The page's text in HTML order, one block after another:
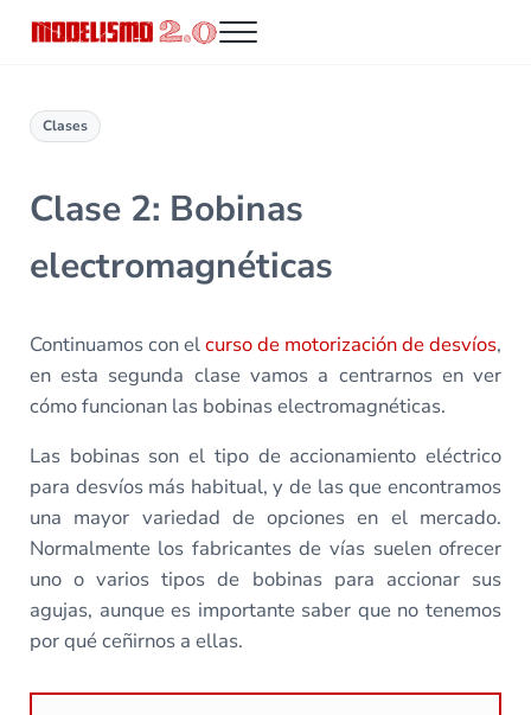
Menu
Clases
Clase 2: Bobinas
electromagnéticas
Continuamos con elcurso de motorización de desvíos,
en esta segunda clase vamos a centrarnos en ver
cómo funcionan las bobinas electromagnéticas.
Las bobinas son el tipo de accionamiento eléctrico
para desvíos más habitual, y de las que encontramos
una mayor variedad de opciones en el mercado.
Normalmente los fabricantes de vías suelen ofrecer
uno o varios tipos de bobinas para accionar sus
agujas, aunque es importante saber que no tenemos
por qué ceñirnos a ellas.